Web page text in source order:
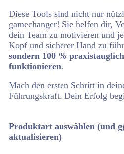
Diese Tools sind nicht nur
gamechanger! Sie helfen dir,
dein Team zu motivieren und
Kopf und sicherer Hand zu
sondern 100 %
funktionieren.
Mach den ersten Schritt in
Führungskraft. Dein Erfolg
Produktart auswählen (und
aktualisieren)